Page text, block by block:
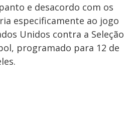
e desacordo com os
especificamente ao jogo
Unidos contra a Seleção
programado para 12 de